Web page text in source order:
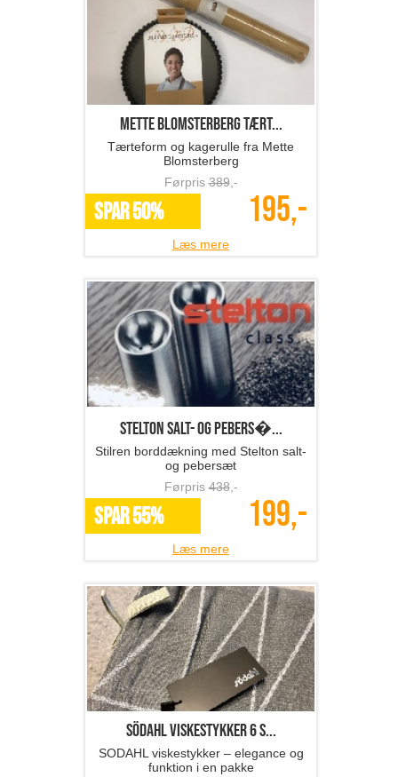
Mette Blomsterberg tært...
Tærteform og kagerulle fra Mette
Blomsterberg
Førpris389,-
SPAR 50% 195,-
Læs mere
Stelton salt- og pebers�...
Stilren borddækning med Stelton salt-
og pebersæt
Førpris438,-
SPAR 55% 199,-
Læs mere
SÖDAHL viskestykker 6 s...
SODAHL viskestykker – elegance og
funktion i en pakke